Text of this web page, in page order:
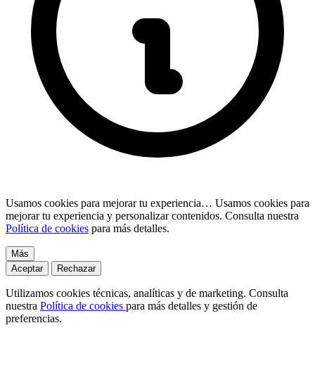
Usamos cookies para mejorar tu experiencia… Usamos cookies para
mejorar tu experiencia y personalizar contenidos. Consulta nuestra
Política de cookies para más detalles.
Más
Aceptar
Rechazar
Utilizamos cookies técnicas, analíticas y de marketing. Consulta
nuestra Política de cookies para más detalles y gestión de
preferencias.